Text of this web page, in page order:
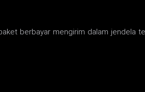
berbayar mengirim dalam jendela